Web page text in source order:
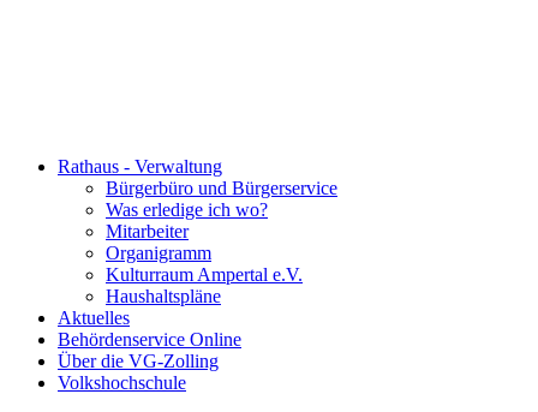
Rathaus - Verwaltung
Bürgerbüro und Bürgerservice
Was erledige ich wo?
Mitarbeiter
Organigramm
Kulturraum Ampertal e.V.
Haushaltspläne
Aktuelles
Behördenservice Online
Über die VG-Zolling
Volkshochschule